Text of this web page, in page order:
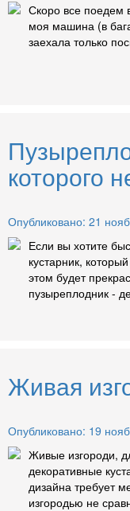
Скоро все поедем
моя машина (в
заехала только
которого
Опубликовано: 21
Если вы хотите
кустарник,
этом будет
пузыреплодник -
Живая
Опубликовано: 19
Живые изгороди,
декоративные
дизайна требует
изгородью не